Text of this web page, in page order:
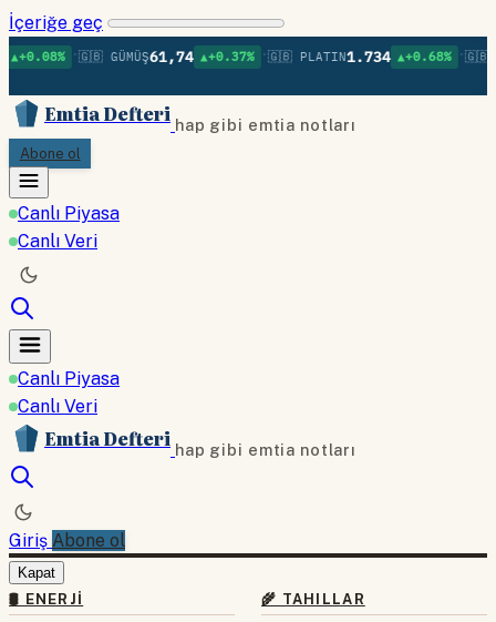
İçeriğe geç
•🇬🇧 GÜMÜŞ61,74 ▲+0.37% •🇬🇧 PLATIN1.734 ▲+0.68% •🇬🇧
Emtia Defteri hap gibi emtia notları
Abone ol
Canlı Piyasa
Canlı Veri
Canlı Piyasa
Canlı Veri
Emtia Defteri hap gibi emtia notları
Giriş Abone ol
Kapat
🛢 ENERJI
🌾 TAHILLAR